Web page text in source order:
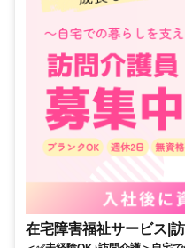
在宅障害福祉サービス|